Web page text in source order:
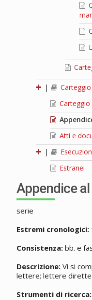
|
Carteggio
Atti e
|
Estranei
Appendice
serie
Estremi cronologici:
Consistenza:bb. e
Descrizione:Vi si
lettere; lettere dirette
Strumenti di ricerca: